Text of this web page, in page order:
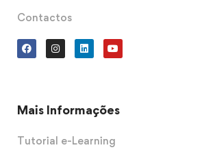
Contactos
Mais Informações
Tutorial e-Learning